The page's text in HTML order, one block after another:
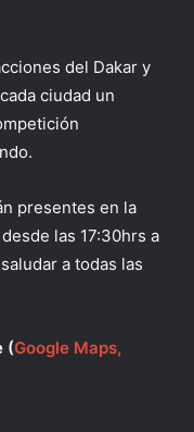
del Dakar y
ciudad un
presentes en la
las 17:30hrs a
a todas las
(Google Maps,